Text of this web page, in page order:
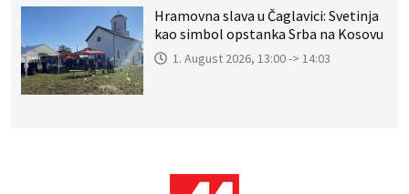
Hramovna slava u Čaglavici: Svetinja
kao simbol opstanka Srba na Kosovu
1. August 2026, 13:00 -> 14:03